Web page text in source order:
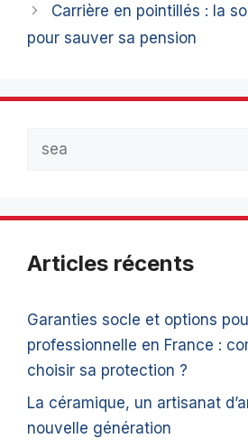
Carrière en pointillés : la
pour sauver sa pension
Articles récents
Garanties socle et options
professionnelle en France :
choisir sa protection ?
La céramique, un artisanat
nouvelle génération